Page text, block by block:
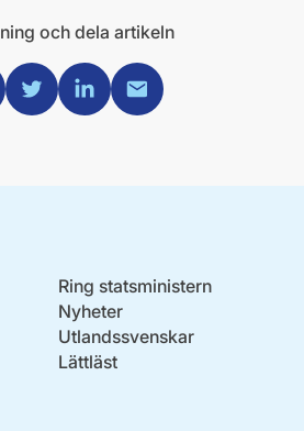
och dela artikeln
Facebook
Dela via Twitter
Dela via Linkedin
Dela via Mail
Ring statsministern
Nyheter
Utlandssvenskar
Lättläst